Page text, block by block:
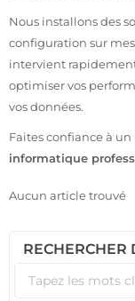
Nous installons des
configuration sur
intervient
optimiser vos
vos données.
Faites confiance à
informatique
Aucun article trouvé
RECHERCHER